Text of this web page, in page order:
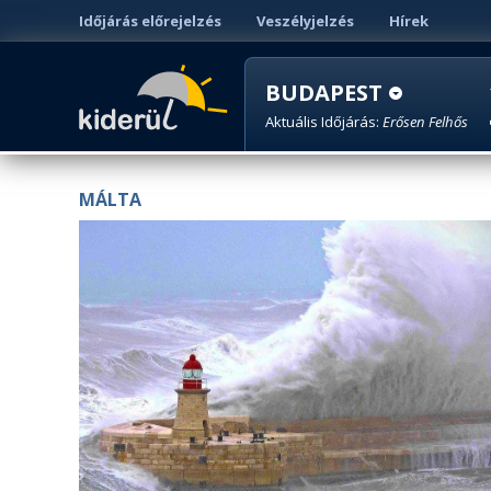
Időjárás előrejelzés Veszélyjelzés Hírek
BUDAPEST
Aktuális Időjárás: Erősen Felhős
MÁLTA